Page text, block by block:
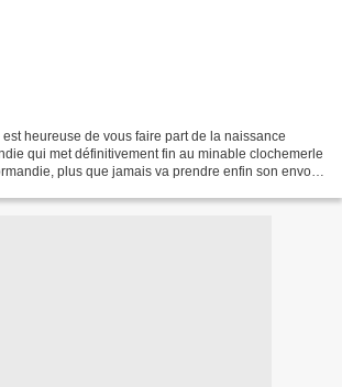
heureuse de vous faire part de la naissance
qui met définitivement fin au minable clochemerle
plus que jamais va prendre enfin son envol